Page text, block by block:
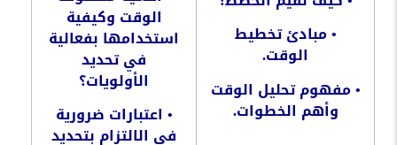
•مبادئ تخطيط
الوقت.
•مفهوم تحليل الوقت
وأهم الخطوات.
الوقت وكيفية
استخدامها بفعالية
فيتحديد
الأولويات؟
• اعتبارات ضرورية
في الالتزام بتحديد